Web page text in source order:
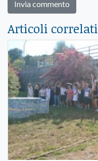
Articoli correlati